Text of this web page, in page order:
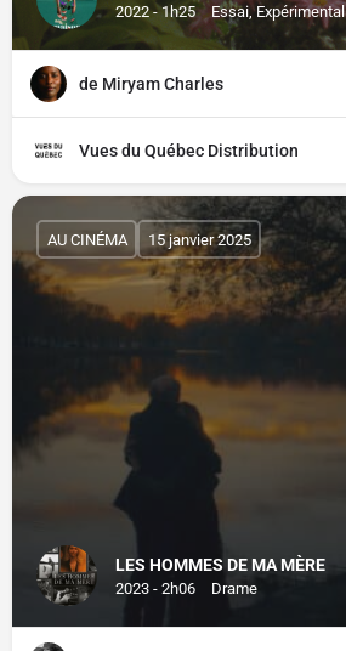
2022 - 1h25 Essai, Expérimental
de Miryam Charles
Vues du Québec Distribution
LES HOMMES DE MA MÈRE
2023 - 2h06 Drame
AU CINÉMA 15 janvier 2025